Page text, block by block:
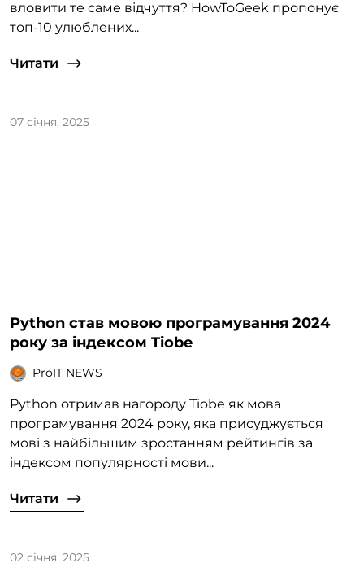
вловити те саме відчуття? HowToGeek пропонує
топ-10 улюблених...
Читати
07 січня, 2025
Python став мовою програмування 2024
року за індексом Tiobe
ProIT NEWS
Python отримав нагороду Tiobe як мова
програмування 2024 року, яка присуджується
мові з найбільшим зростанням рейтингів за
індексом популярності мови...
Читати
02 січня, 2025